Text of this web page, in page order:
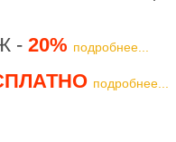
- 20% подробнее...
подробнее...